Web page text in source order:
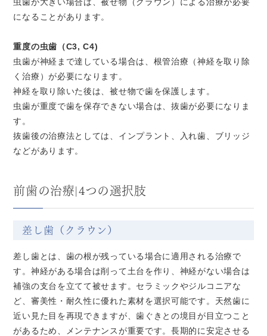
になることがあります。
重度の虫歯（C3, C4)
虫歯が神経まで達している場合は、根管治療（神経を取り除
く治療）が必要になります。
神経を取り除いた後は、被せ物で歯を保護します。
虫歯が重度で歯を保存できない場合は、抜歯が必要になりま
す。
抜歯後の治療法としては、インプラント、入れ歯、ブリッジ
などがあります。
前歯の治療|4つの選択肢
差し歯（クラウン）
差し歯とは、歯の根が残っている場合に適用される治療で
す。神経がある場合は削って土台を作り、神経がない場合は
補強の支台を立てて被せます。セラミックやジルコニアな
ど、審美性・耐久性に優れた素材を選択可能です。天然歯に
近い見た目を再現できますが、歯ぐきとの境目が目立つこと
があるため、メンテナンスが重要です。長期的に安定させる